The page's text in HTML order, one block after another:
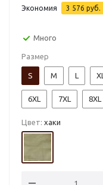
Экономия 3 576 руб.
Много
Размер
S M L XL
6XL 7XL 8XL
Цвет: хаки